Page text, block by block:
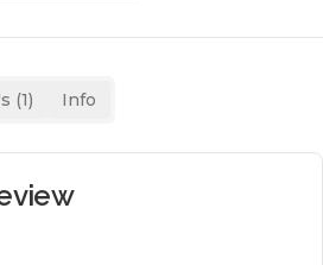
(1) Info